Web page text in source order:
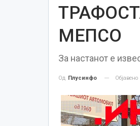
МЕПСО
За настанот е
Од Плусинфо Објавено